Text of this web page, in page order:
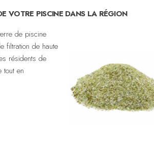
VOTRE PISCINE DANS LA RÉGION
de piscine
filtration de haute
résidents de
tout en